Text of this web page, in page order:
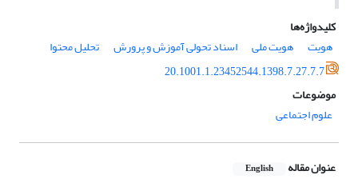
کلیدواژه‌ها
هویت
هویت ملی اسناد تحولی آموزش و پرورش
تحلیل محتوا
20.1001.1.23452544.1398.7.27.7.7
موضوعات
علوم اجتماعی
عنوان مقاله English